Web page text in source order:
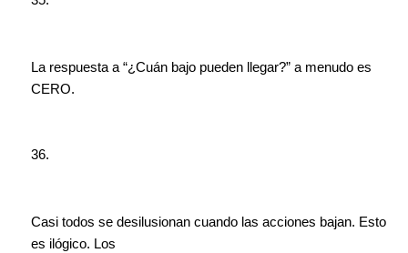
La respuesta a “¿Cuán bajo pueden llegar?” a menudo es
CERO.
36.
Casi todos se desilusionan cuando las acciones bajan. Esto
es ilógico. Los